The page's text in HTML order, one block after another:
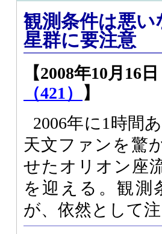
観測条件は悪
星群に要注意
【2008年10月16日
（421）
】
2006年に1時間
天文ファンを驚
せたオリオン座
を迎える。観測
が、依然として